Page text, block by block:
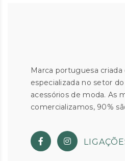
Marca portuguesa
especializada no setor
acessórios de moda. As
comercializamos, 90%